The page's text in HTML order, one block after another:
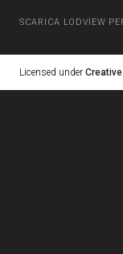
SCARICA LODVIEW
Licensed under